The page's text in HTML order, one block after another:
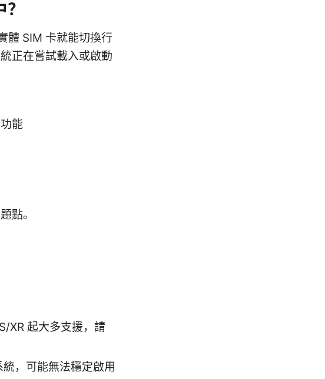
體 SIM 卡就能切換行
正在嘗試載入或啟動
能
點。
XR 起大多支援，請
，可能無法穩定啟用